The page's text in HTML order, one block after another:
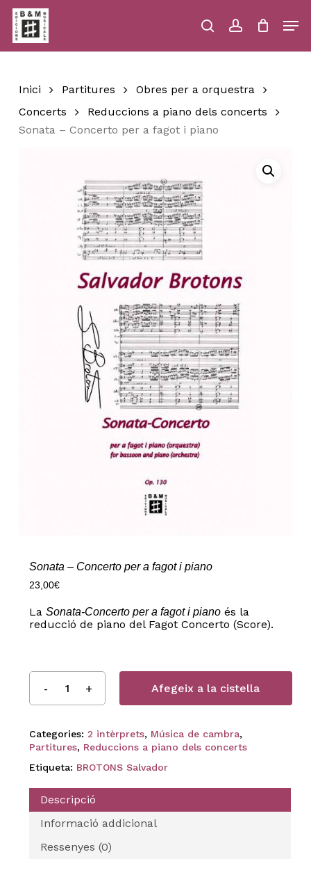
Skip
main
content
searchaccount
Close
Inici Partitures
Obres per a orquestra
Concerts
Reduccions a piano dels concerts
Sonata – Concerto per a fagot i piano
Sonata – Concerto per a fagot i piano
23,00€
La Sonata-Concerto per a fagot i pianoés la
reducció de piano del Fagot Concerto (Score).
Afegeix a la cistella
Categories: 2 intèrprets, Música de cambra,
Partitures, Reduccions a piano dels concerts
Etiqueta: BROTONS Salvador
Descripció
Informació addicional
Ressenyes (0)
Menu